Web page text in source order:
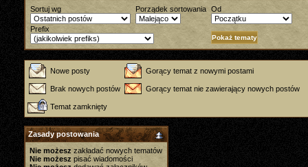
Sortuj wg
Porządek sortowania Od
Prefix
Nowe posty Gorący temat z nowymi postami
Brak nowych postów Gorący temat nie zawierający nowych postów
Temat zamknięty
Zasady postowania
Nie możesz zakładać nowych tematów
Nie możesz pisać wiadomości